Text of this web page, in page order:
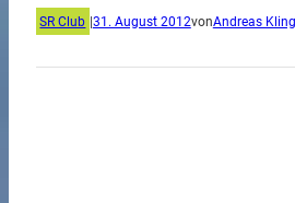
SR Club |31. August 2012vonAndreas Kling